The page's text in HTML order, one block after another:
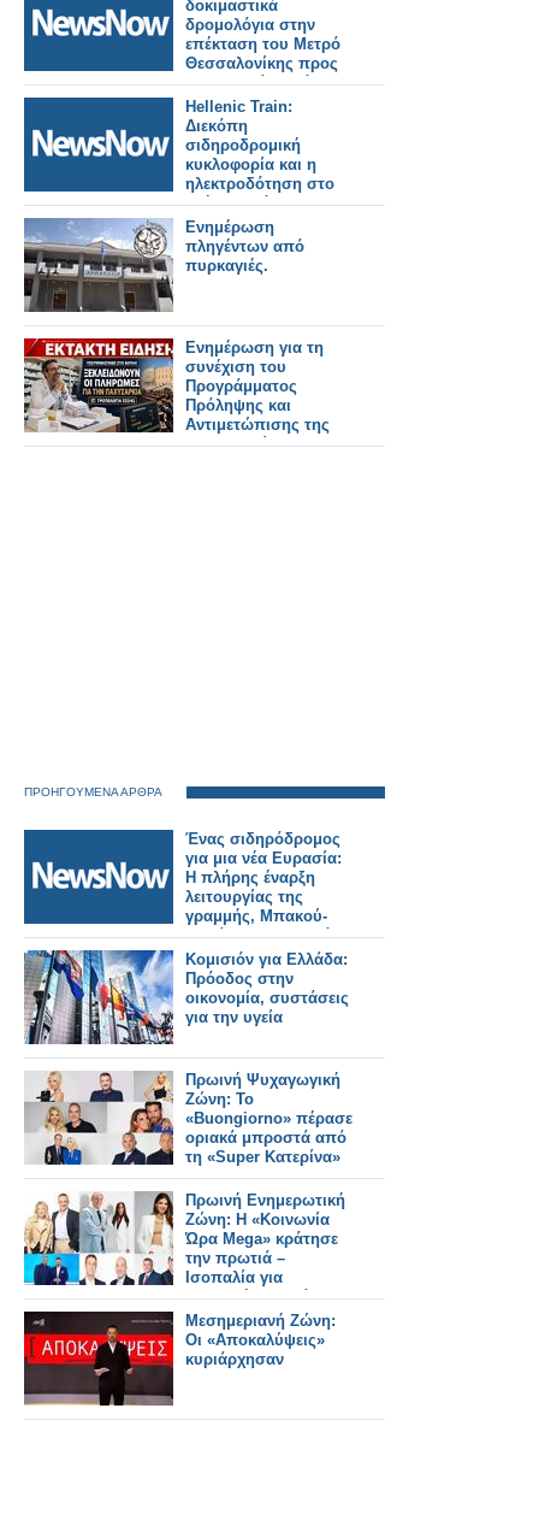
διατροφής
δοκιμαστικά
δρομολόγια στην
επέκταση του Μετρό
Θεσσαλονίκης προς
Καλαμαριά – Στόχος η
λειτουργία έως το
τέλος του μήνα.
Hellenic Train:
Διεκόπη
σιδηροδρομική
κυκλοφορία και η
ηλεκτροδότηση στο
τμήμα Οινόη –
Χαλκίδα, εξαιτίας
πυρκαγιάς.
Ενημέρωση
πληγέντων από
πυρκαγιές.
Ενημέρωση για τη
συνέχιση του
Προγράμματος
Πρόληψης και
Αντιμετώπισης της
Παχυσαρκίας και για
ΠΡΟΗΓΟΥΜΕΝΑ ΑΡΘΡΑ
Ένας σιδηρόδρομος
για μια νέα Ευρασία:
Η πλήρης έναρξη
λειτουργίας της
γραμμής, Μπακού-
Τιφλίδα-Καρς, αλλάζει
τα δεδομένα.
Κομισιόν για Ελλάδα:
Πρόοδος στην
οικονομία, συστάσεις
για την υγεία
Πρωινή Ψυχαγωγική
Ζώνη: Το
«Buongiorno» πέρασε
οριακά μπροστά από
τη «Super Κατερίνα»
Πρωινή Ενημερωτική
Ζώνη: Η «Κοινωνία
Ώρα Mega» κράτησε
την πρωτιά –
Ισοπαλία για
«Καλημέρα Ελλάδα»
και «Νωρίς – Νωρίς»
Μεσημεριανή Ζώνη:
Οι «Αποκαλύψεις»
κυριάρχησαν